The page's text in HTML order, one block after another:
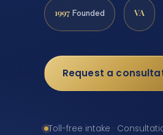
1997 Founded VA
Request a
Toll-free intake ·